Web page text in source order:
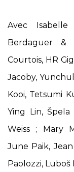
Avec
Berdaguer &
Courtois, HR
Jacoby,
Kooi, Tetsumi
Ying Lin, Špela
Weiss ; Mary
June Paik,
Paolozzi, Luboš